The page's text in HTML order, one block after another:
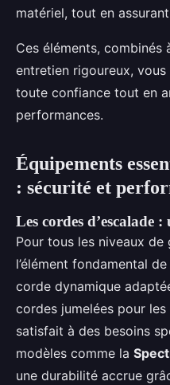
matériel, tout en
Ces éléments, combinés
entretien rigoureux,
toute confiance tout en
performances.
Équipements
: sécurité et
Les cordes d’escalade :
Pour tous les niveaux
l’élément fondamental de
corde dynamique
cordes jumelées pour
satisfait à des besoins
modèles comme la
une durabilité accrue